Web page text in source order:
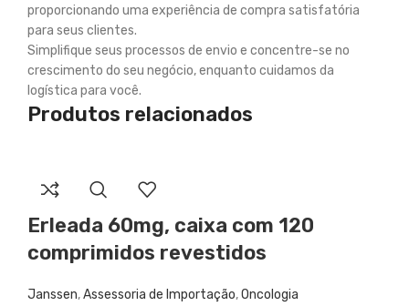
proporcionando uma experiência de compra satisfatória
para seus clientes.
Simplifique seus processos de envio e concentre-se no
crescimento do seu negócio, enquanto cuidamos da
logística para você.
Produtos relacionados
Erleada 60mg, caixa com 120
comprimidos revestidos
Janssen,Assessoria de Importação,Oncologia